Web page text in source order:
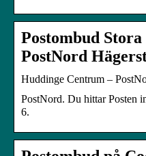
Postombud
PostNord
Huddinge Centrum –
PostNord. Du hittar Posten
6.